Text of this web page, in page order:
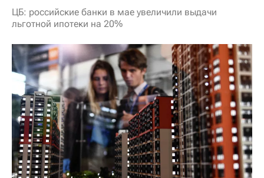
ЦБ: российские банки в мае увеличили выдачи
льготной ипотеки на 20%